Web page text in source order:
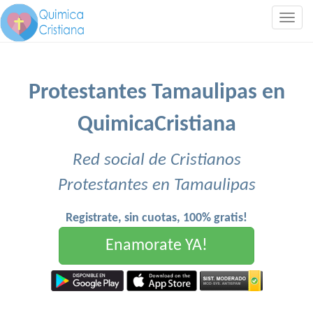
Protestantes Tamaulipas en
QuimicaCristiana
Red social de Cristianos
Protestantes en Tamaulipas
Registrate, sin cuotas, 100% gratis!
Enamorate YA!